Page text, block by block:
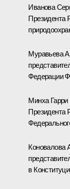
Иванова
Президента
Муравьева
Федерации
МинхаГарри
Президента
Коновалова
в